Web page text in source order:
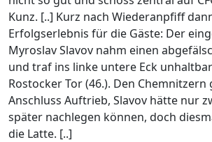
Kunz. [..] Kurz nach Wiederanpfiff
Erfolgserlebnis für die Gäste: Der
Myroslav Slavov nahm einen
und traf ins linke untere Eck
Rostocker Tor (46.). Den Chemnitzern
Anschluss Auftrieb, Slavov hätte nur
später nachlegen können, doch
die Latte. [..]